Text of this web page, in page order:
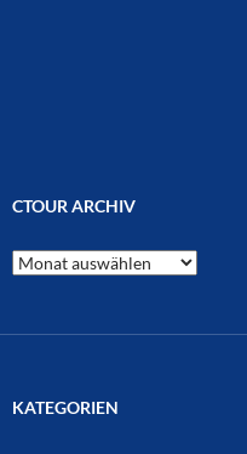
CTOUR ARCHIV
CTOUR
Archiv
KATEGORIEN